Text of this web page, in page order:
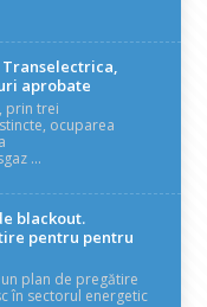
aprobate
prin trei
ocuparea
...
blackout.
pentru pentru
plan de pregătire
în sectorul energetic